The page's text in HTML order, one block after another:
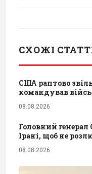
СХОЖІ
США раптово
командував
08.08.2026
Головний
Ірані, щоб не
08.08.2026